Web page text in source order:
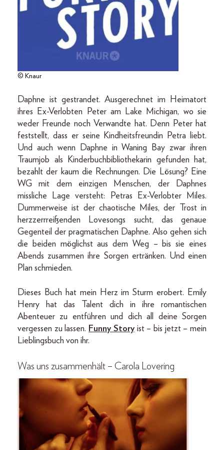
© Knaur
Daphne ist gestrandet. Ausgerechnet im Heimatort
ihres Ex-Verlobten Peter am Lake Michigan, wo sie
weder Freunde noch Verwandte hat. Denn Peter hat
feststellt, dass er seine Kindheitsfreundin Petra liebt.
Und auch wenn Daphne in Waning Bay zwar ihren
Traumjob als Kinderbuchbibliothekarin gefunden hat,
bezahlt der kaum die Rechnungen. Die Lösung? Eine
WG mit dem einzigen Menschen, der Daphnes
missliche Lage versteht: Petras Ex-Verlobter Miles.
Dummerweise ist der chaotische Miles, der Trost in
herzzerrreißenden Lovesongs sucht, das genaue
Gegenteil der pragmatischen Daphne. Also gehen sich
die beiden möglichst aus dem Weg – bis sie eines
Abends zusammen ihre Sorgen ertränken. Und einen
Plan schmieden.
Dieses Buch hat mein Herz im Sturm erobert. Emily
Henry hat das Talent dich in ihre romantischen
Abenteuer zu entführen und dich all deine Sorgen
vergessen zu lassen. Funny Storyist – bis jetzt – mein
Lieblingsbuch von ihr.
Was uns zusammenhält – Carola Lovering